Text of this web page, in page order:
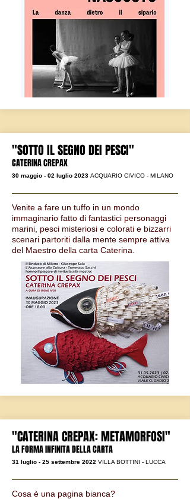
"SOTTO IL SEGNO DEI PESCI"
CATERINA CREPAX
30 maggio - 02 luglio 2023 ACQUARIO CIVICO - MILANO
Venite a fare un tuffo in un mondo
immaginario fatto di fantastici personaggi
marini, pesci misteriosi e colorati e bizzarri
scenari partoriti dalla mente sempre attiva
del Maestro della carta Caterina.
"CATERINA CREPAX: METAMORFOSI"
LA FORMA INFINITA DELLA CARTA
31 luglio - 25 settembre 2022 VILLA BOTTINI - LUCCA
Cosa è una pagina bianca?